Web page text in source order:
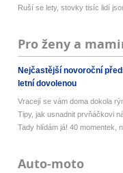
Ruší se lety, stovky tisíc lidí
Pro ženy a
Nejčastější novoroční
letní dovolenou
Vracejí se vám doma dokola
Tipy, jak usnadnit prvňáčkovi
Tady hlídám já! 40 momentek,
Auto-moto